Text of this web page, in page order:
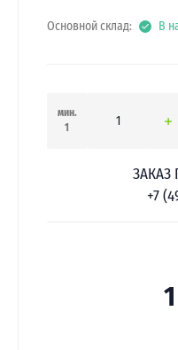
Основной склад: В
мин.
1
ЗАКАЗ
+7